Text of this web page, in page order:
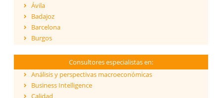
Ávila
Badajoz
Barcelona
Burgos
Cantabria
Castellón
Ceuta
Consultores especialistas en:
Análisis y perspectivas macroeconómicas
Business Intelligence
Calidad